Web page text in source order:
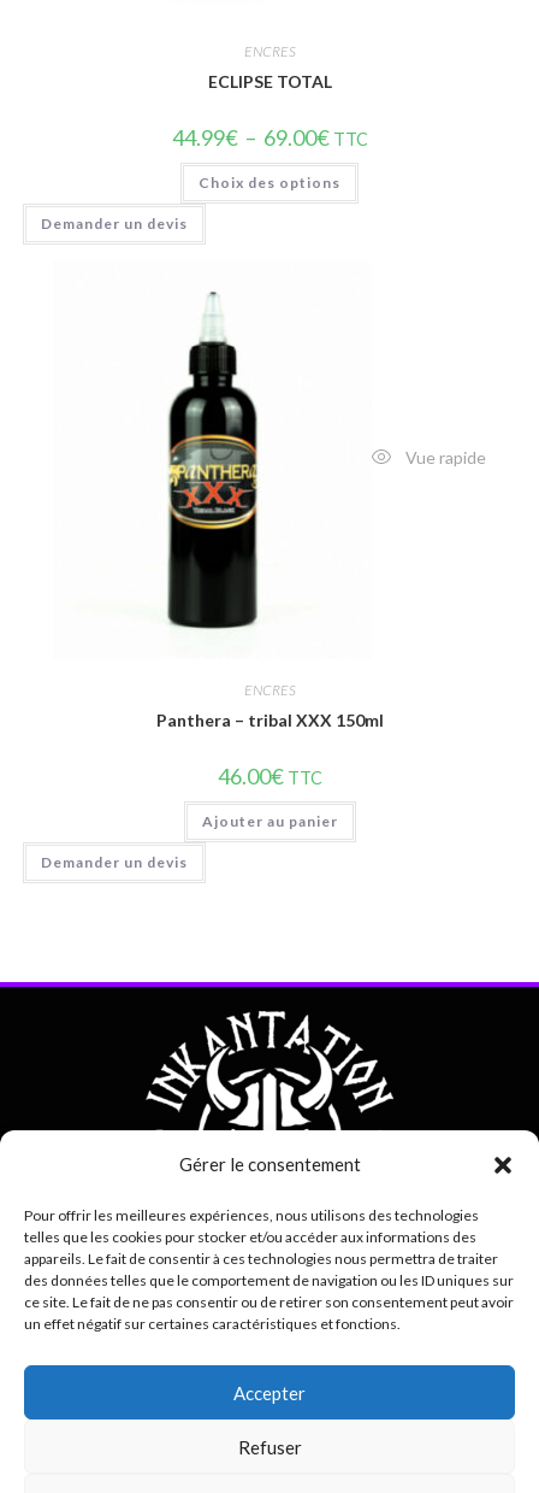
Gérer le consentement
Pour offrir les meilleures expériences, nous utilisons des technologies
telles que les cookies pour stocker et/ou accéder aux informations des
appareils. Le fait de consentir à ces technologies nous permettra de traiter
des données telles que le comportement de navigation ou les ID uniques sur
ce site. Le fait de ne pas consentir ou de retirer son consentement peut avoir
un effet négatif sur certaines caractéristiques et fonctions.
Accepter
Refuser
ENCRES
ECLIPSE TOTAL
44.99€ – 69.00€ TTC
Choix des options
Demander un devis
Vue rapide
ENCRES
Panthera – tribal XXX 150ml
46.00€ TTC
Ajouter au panier
Demander un devis
0692 42 38 80
Suivez-nous sur